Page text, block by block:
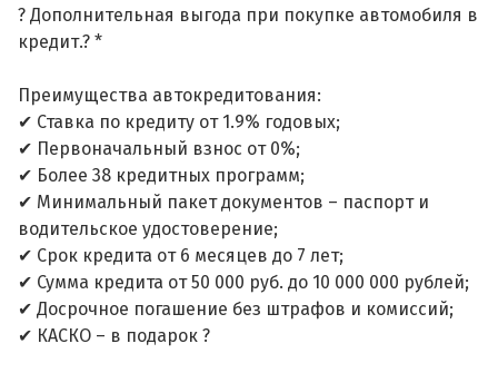
? Дополнительная выгода при покупке автомобиля в
кредит.? *
Преимущества автокредитования:
✔ Ставка по кредиту от 1.9% годовых;
✔ Первоначальный взнос от 0%;
✔ Более 38 кредитных программ;
✔ Минимальный пакет документов – паспорт и
водительское удостоверение;
✔ Срок кредита от 6 месяцев до 7 лет;
✔ Сумма кредита от 50 000 руб. до 10 000 000 рублей;
✔ Досрочное погашение без штрафов и комиссий;
✔ КАСКО – в подарок ?